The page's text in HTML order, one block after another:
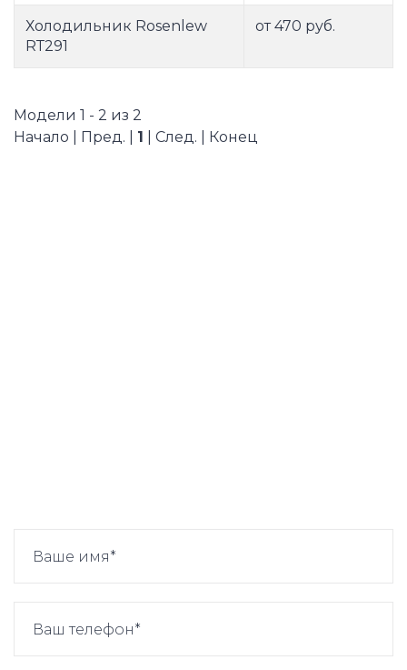
Холодильник Rosenlew
RТ291
от 470 руб.
Модели 1 - 2 из 2
Начало | Пред. | 1 | След. | Конец